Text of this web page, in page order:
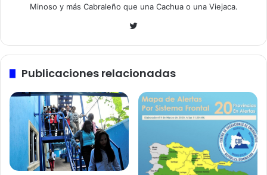
Minoso y más Cabraleño que una Cachua o una Viejaca.
Twitter
Publicaciones relacionadas